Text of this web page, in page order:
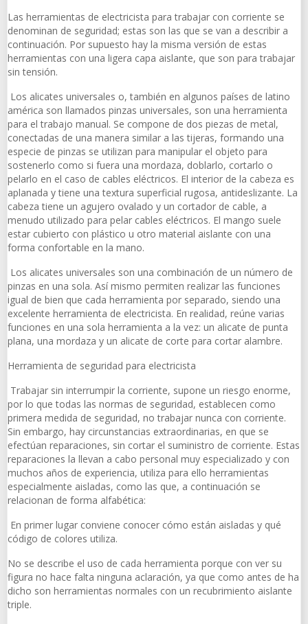
Las herramientas de electricista para trabajar con corriente se
denominan de seguridad; estas son las que se van a describir a
continuación. Por supuesto hay la misma versión de estas
herramientas con una ligera capa aislante, que son para trabajar
sin tensión.
Los alicates universales o, también en algunos países de latino
américa son llamados pinzas universales, son una herramienta
para el trabajo manual. Se compone de dos piezas de metal,
conectadas de una manera similar a las tijeras, formando una
especie de pinzas se utilizan para manipular el objeto para
sostenerlo como si fuera una mordaza, doblarlo, cortarlo o
pelarlo en el caso de cables eléctricos. El interior de la cabeza es
aplanada y tiene una textura superficial rugosa, antideslizante. La
cabeza tiene un agujero ovalado y un cortador de cable, a
menudo utilizado para pelar cables eléctricos. El mango suele
estar cubierto con plástico u otro material aislante con una
forma confortable en la mano.
Los alicates universales son una combinación de un número de
pinzas en una sola. Así mismo permiten realizar las funciones
igual de bien que cada herramienta por separado, siendo una
excelente herramienta de electricista. En realidad, reúne varias
funciones en una sola herramienta a la vez: un alicate de punta
plana, una mordaza y un alicate de corte para cortar alambre.
Herramienta de seguridad para electricista
Trabajar sin interrumpir la corriente, supone un riesgo enorme,
por lo que todas las normas de seguridad, establecen como
primera medida de seguridad, no trabajar nunca con corriente.
Sin embargo, hay circunstancias extraordinarias, en que se
efectúan reparaciones, sin cortar el suministro de corriente. Estas
reparaciones la llevan a cabo personal muy especializado y con
muchos años de experiencia, utiliza para ello herramientas
especialmente aisladas, como las que, a continuación se
relacionan de forma alfabética:
En primer lugar conviene conocer cómo están aisladas y qué
código de colores utiliza.
No se describe el uso de cada herramienta porque con ver su
figura no hace falta ninguna aclaración, ya que como antes de ha
dicho son herramientas normales con un recubrimiento aislante
triple.